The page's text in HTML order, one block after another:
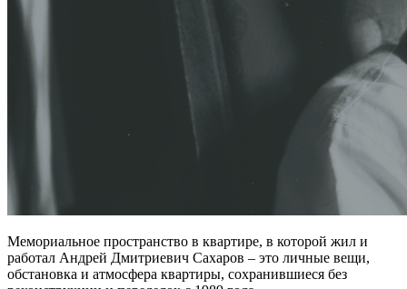
Мемориальное пространство в квартире, в которой жил и
работал Андрей Дмитриевич Сахаров – это личные вещи,
обстановка и атмосфера квартиры, сохранившиеся без